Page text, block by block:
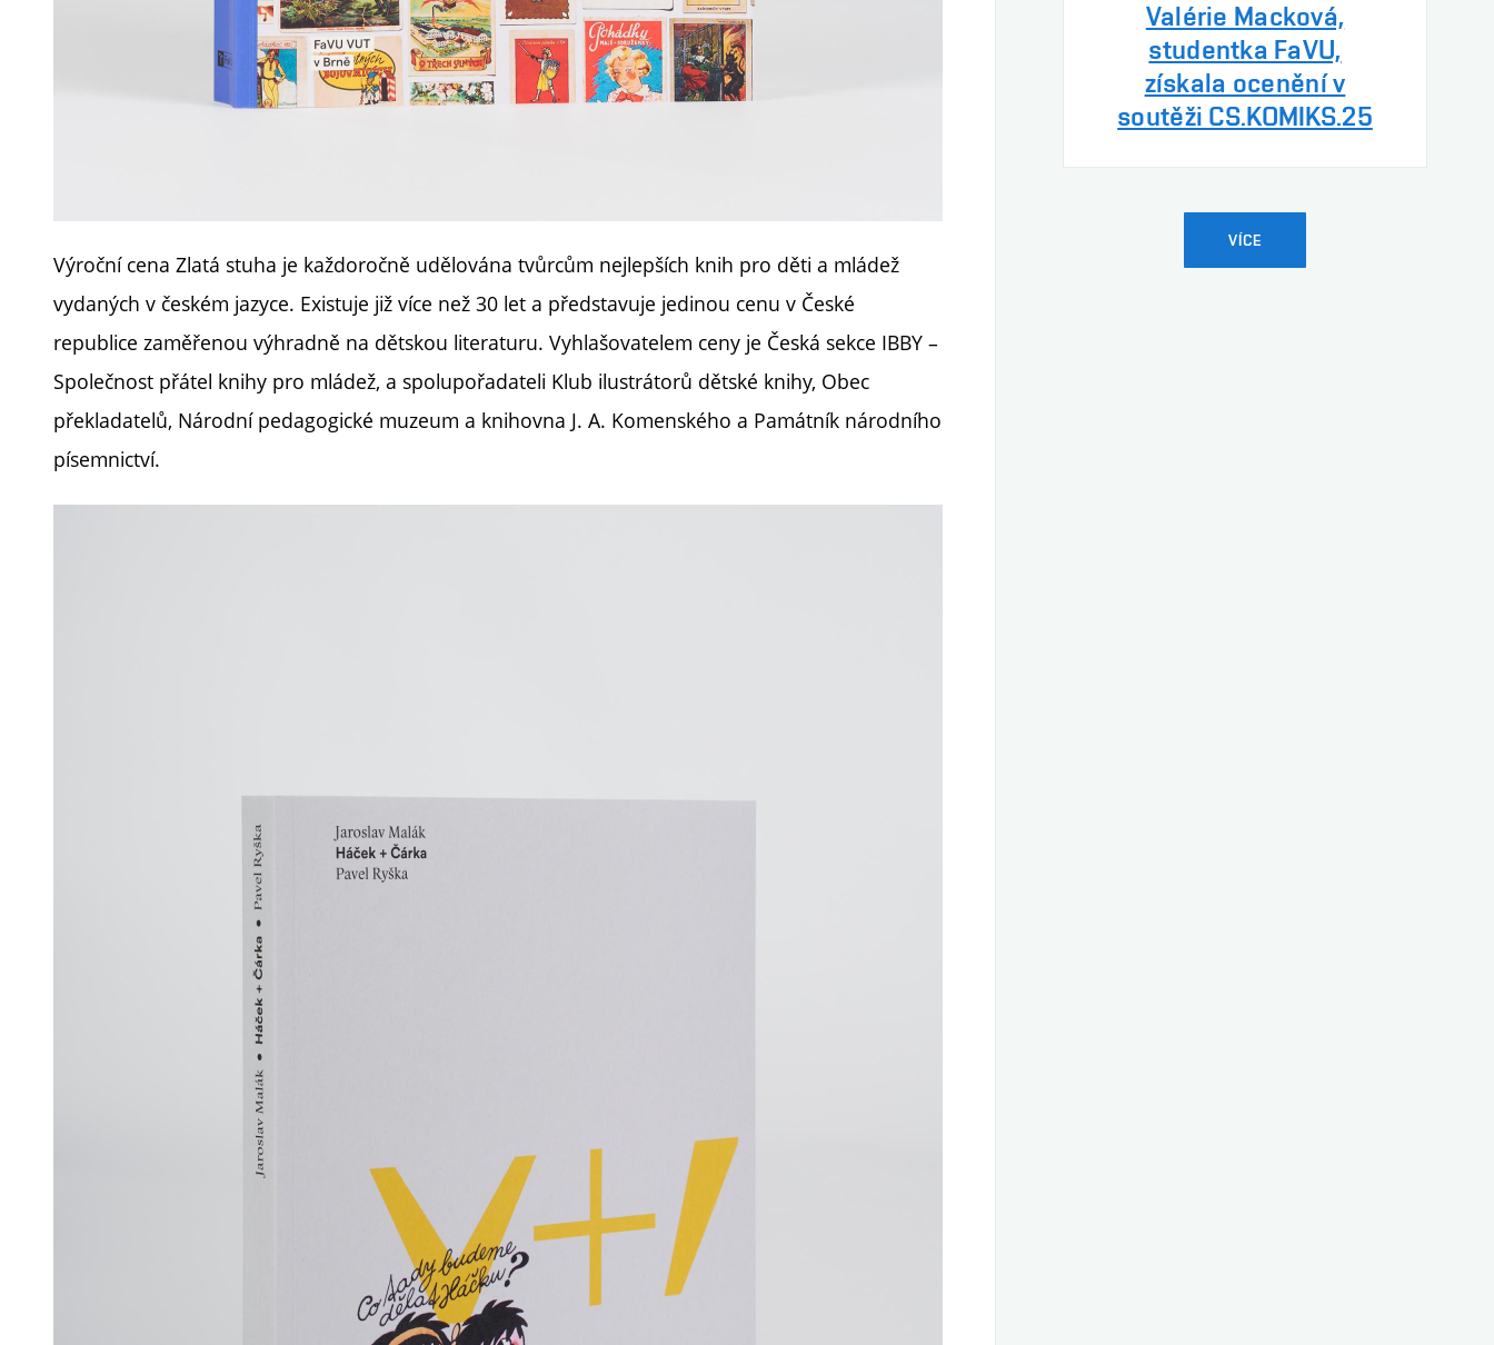
Výroční cena Zlatá stuha je každoročně udělována tvůrcům nejlepších knih pro děti a mládež
vydaných v českém jazyce. Existuje již více než 30 let a představuje jedinou cenu v České
republice zaměřenou výhradně na dětskou literaturu. Vyhlašovatelem ceny je Česká sekce IBBY –
Společnost přátel knihy pro mládež, a spolupořadateli Klub ilustrátorů dětské knihy, Obec
překladatelů, Národní pedagogické muzeum a knihovna J. A. Komenského a Památník národního
písemnictví.
Valérie Macková,
studentka FaVU,
získala ocenění v
soutěži CS.KOMIKS.25
VÍCE